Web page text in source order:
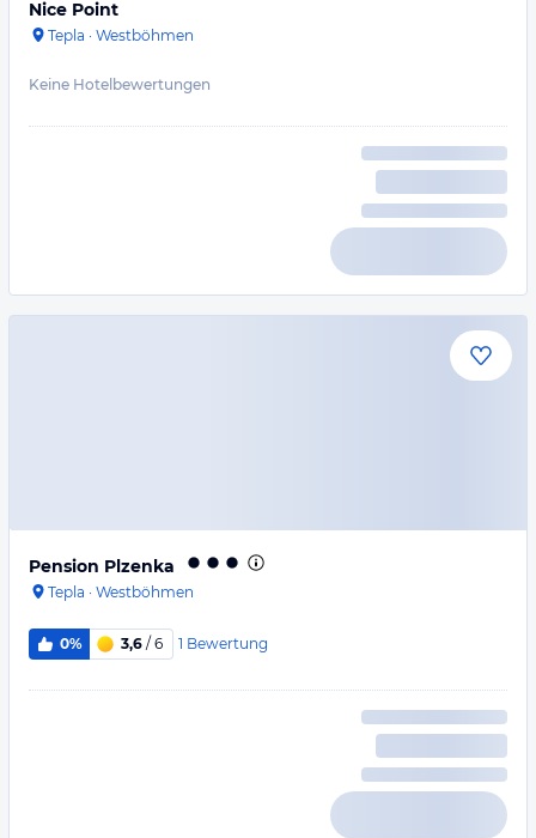
Nice Point
Tepla · Westböhmen
Keine Hotelbewertungen
Pension Plzenka
Tepla · Westböhmen
0% 3,6 / 6 1 Bewertung